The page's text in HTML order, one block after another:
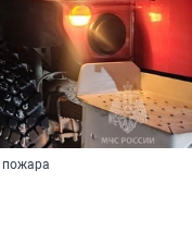
пожара